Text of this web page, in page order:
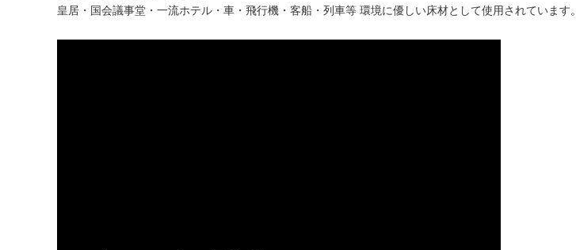
皇居・国会議事堂・一流ホテル・車・飛行機・客船・列車等 環境に優しい床材として使用されています。